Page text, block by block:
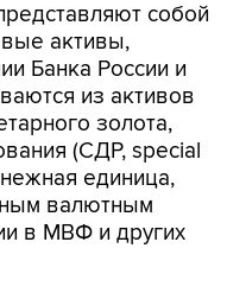
собой
активы,
Банка России и
из активов
золота,
(СДР, special
единица,
валютным
в МВФ и других